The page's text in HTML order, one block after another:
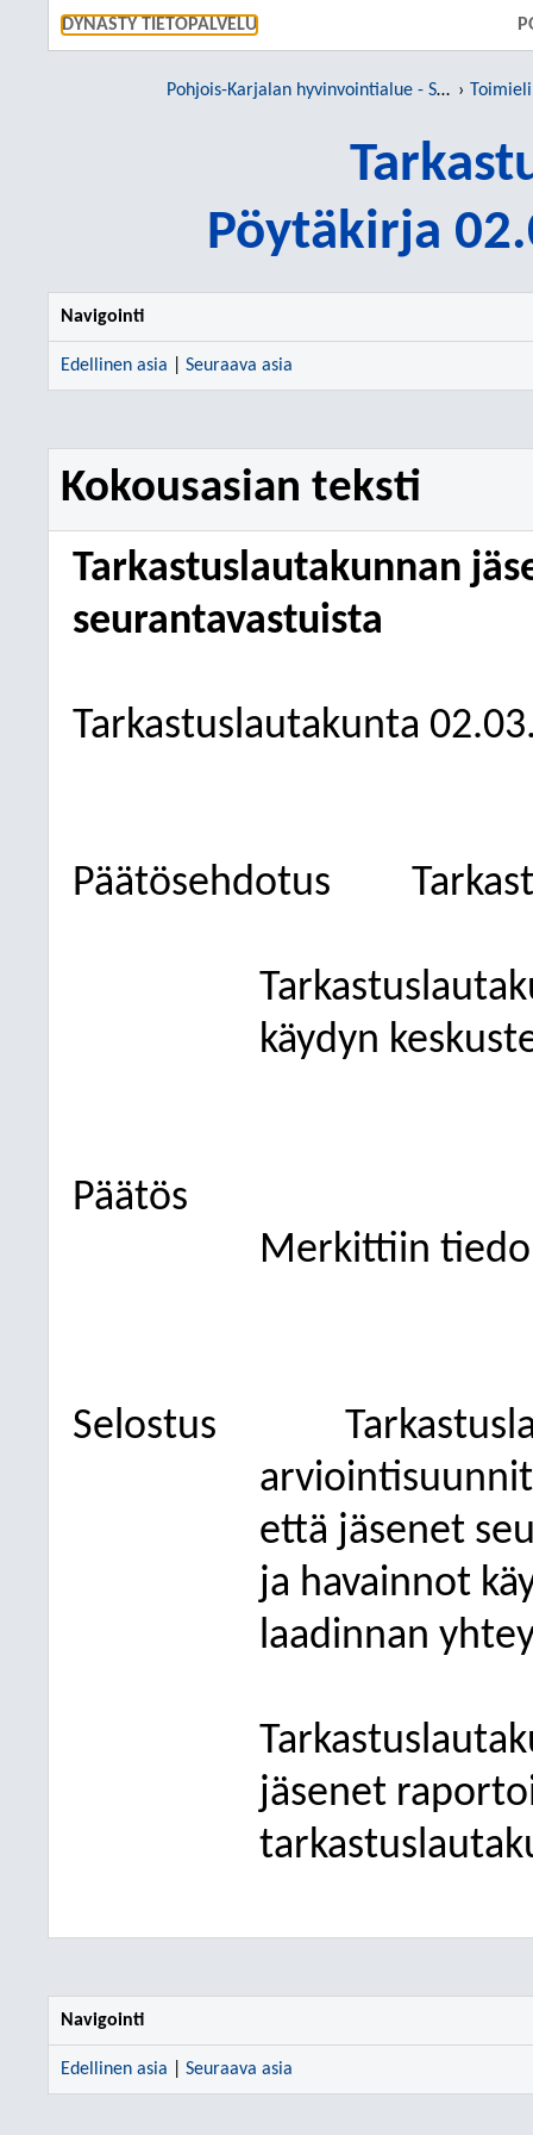
DYNASTY TIETOPALVELU SIIRRY
Pohjois-Karjalan hyvinvointialue - Siun sote
Pöytäkirja
Navigointi
Edellinen asia Seuraava asia
Kokousasian teksti
Tarkastuslautakunnan
seurantavastuista
Tarkastuslautakunta
Päätösehdotus
käydyn
Päätös
Merkittiin
Selostus
että jäsenet
ja havainnot
laadinnan
jäsenet
Navigointi
Edellinen asia Seuraava asia